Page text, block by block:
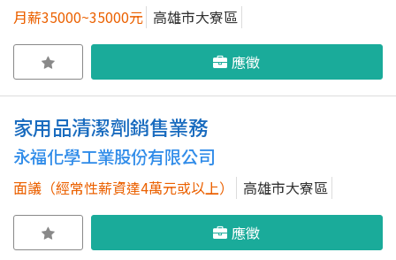
月薪35000~35000元 高雄市大寮區
應徵
家用品清潔劑銷售業務
永福化學工業股份有限公司
面議（經常性薪資達4萬元或以上） 高雄市大寮區
應徵